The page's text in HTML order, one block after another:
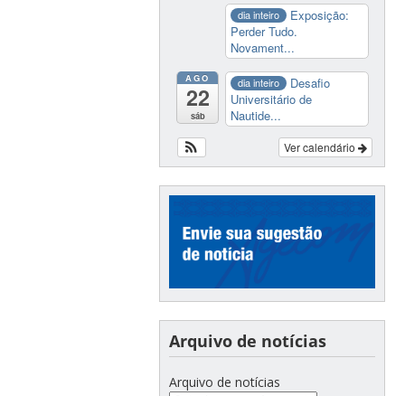
dia inteiro
Exposição:
Perder Tudo.
Novament...
AGO
22
sáb
dia inteiro
Desafio
Universitário de
Nautide...
Ver calendário
Arquivo de notícias
Arquivo de notícias